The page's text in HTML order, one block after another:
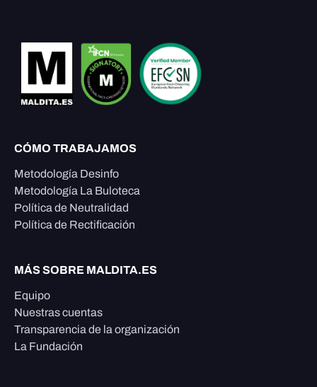
CÓMO TRABAJAMOS
Metodología Desinfo
Metodología La Buloteca
Política de Neutralidad
Política de Rectificación
MÁS SOBRE MALDITA.ES
Equipo
Nuestras cuentas
Transparencia de la organización
La Fundación